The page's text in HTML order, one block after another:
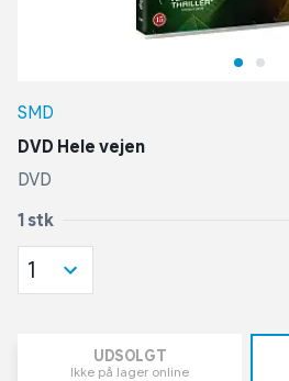
SMD
DVD Hele vejen
DVD
1 stk
1
UDSOLGT
Ikke på lager online